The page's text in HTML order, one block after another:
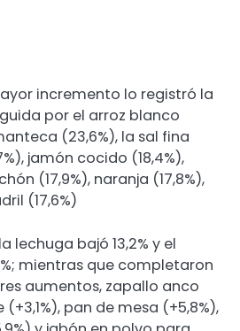
incremento lo registró la
por el arroz blanco
(23,6%), la sal fina
jamón cocido (18,4%),
(17,9%), naranja (17,8%),
(17,6%)
lechuga bajó 13,2% y el
mientras que completaron
aumentos, zapallo anco
pan de mesa (+5,8%),